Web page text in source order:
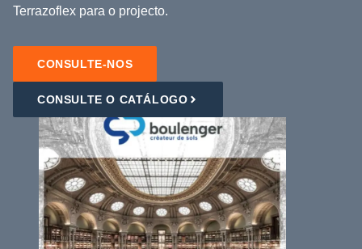
Terrazoflex para o projecto.
CONSULTE-NOS
CONSULTE O CATÁLOGO